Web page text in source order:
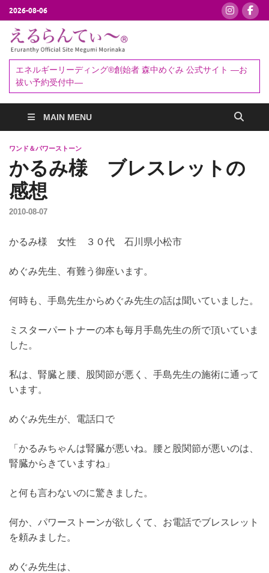
2026-08-06
ぃ～®
予約受付中
エネルギーリーディング®創始者 森中めぐみ 公式サイト ―お
祓い予約受付中―
MAIN MENU
ワンド＆パワーストーン
かるみ様 ブレスレットの
感想
2010-08-07
かるみ様 女性 ３０代 石川県小松市
めぐみ先生、有難う御座います。
何時も、手島先生からめぐみ先生の話は聞いていました。
ミスターパートナーの本も毎月手島先生の所で頂いていま
した。
私は、腎臓と腰、股関節が悪く、手島先生の施術に通って
います。
めぐみ先生が、電話口で
「かるみちゃんは腎臓が悪いね。腰と股関節が悪いのは、
腎臓からきていますね」
と何も言わないのに驚きました。
何か、パワーストーンが欲しくて、お電話でブレスレット
を頼みました。
めぐみ先生は、